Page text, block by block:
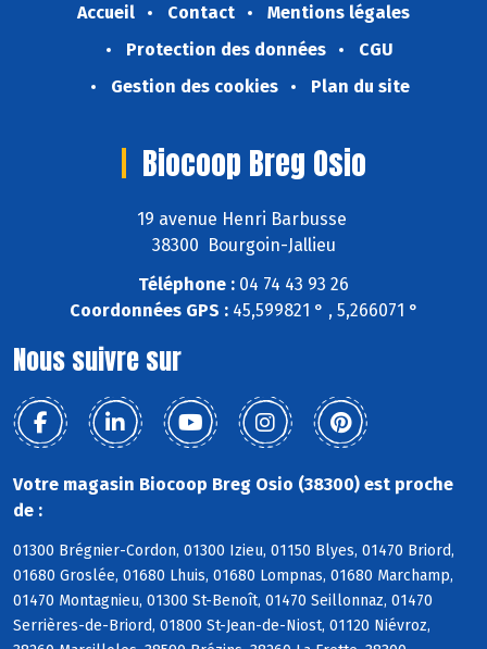
Accueil Contact
Mentions légales
Protection des données
CGU
Gestion des cookies
Plan du site
Biocoop Breg Osio
19 avenue Henri Barbusse
38300 Bourgoin-Jallieu
Téléphone : 04 74 43 93 26
Coordonnées GPS :45,599821 ° , 5,266071 °
Nous suivre sur
Votre magasin Biocoop Breg Osio (38300) est proche
de :
01300 Brégnier-Cordon, 01300 Izieu, 01150 Blyes, 01470 Briord,
01680 Groslée, 01680 Lhuis, 01680 Lompnas, 01680 Marchamp,
01470 Montagnieu, 01300 St-Benoît, 01470 Seillonnaz, 01470
Serrières-de-Briord, 01800 St-Jean-de-Niost, 01120 Niévroz,